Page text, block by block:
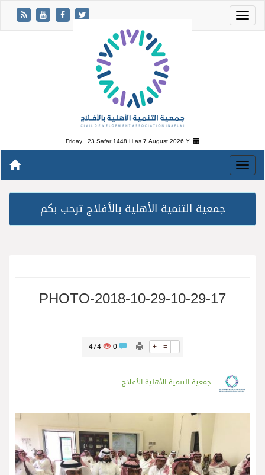
Friday , 23 Safar 1448 H as7 August 2026 Y
جمعية التنمية الأهلية بالأفلاج ترحب بكم
PHOTO-2018-10-29-10-29-17
+ = -
474
جمعية التنمية الأهلية الأفلاج